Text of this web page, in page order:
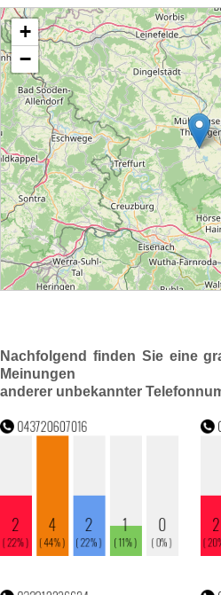
Nachfolgend finden Sie eine
Meinungen
anderer unbekannter